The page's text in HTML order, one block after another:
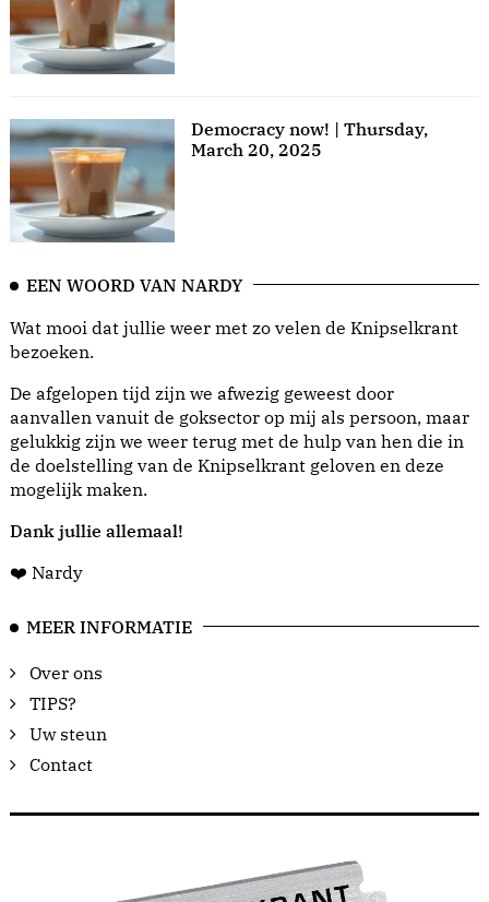
Democracy now! | Thursday,
March 20, 2025
EEN WOORD VAN NARDY
Wat mooi dat jullie weer met zo velen de Knipselkrant
bezoeken.
De afgelopen tijd zijn we afwezig geweest door
aanvallen vanuit de goksector op mij als persoon, maar
gelukkig zijn we weer terug met de hulp van hen die in
de doelstelling van de Knipselkrant geloven en deze
mogelijk maken.
Dank jullie allemaal!
❤️ Nardy
MEER INFORMATIE
Over ons
TIPS?
Uw steun
Contact